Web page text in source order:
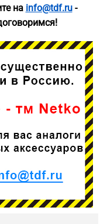
на info@tdf.ru-